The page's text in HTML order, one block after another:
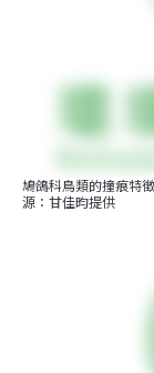
鳩鴿科鳥類的撞痕特
源：甘佳昀提供